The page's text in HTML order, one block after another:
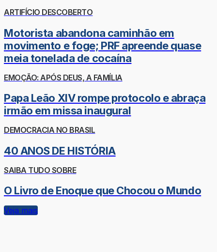
ARTIFÍCIO DESCOBERTO
Motorista abandona caminhão em
movimento e foge; PRF apreende quase
meia tonelada de cocaína
EMOÇÃO: APÓS DEUS, A FAMÍLIA
Papa Leão XIV rompe protocolo e abraça
irmão em missa inaugural
DEMOCRACIA NO BRASIL
40 ANOS DE HISTÓRIA
SAIBA TUDO SOBRE
O Livro de Enoque que Chocou o Mundo
Veja mais